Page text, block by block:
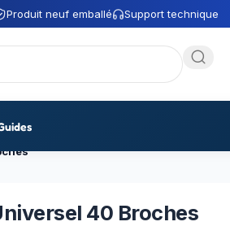
Produit neuf emballé Support technique
40 Broches